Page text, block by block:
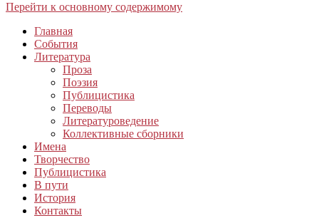
Перейти к основному содержимому
Главная
События
Литература
Проза
Поэзия
Публицистика
Переводы
Литературоведение
Коллективные сборники
Имена
Творчество
Публицистика
В пути
История
Контакты